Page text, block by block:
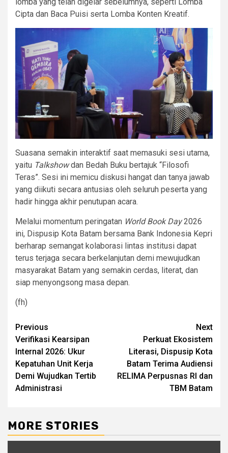
Cipta dan Baca Puisi serta Lomba Konten Kreatif.
Suasana semakin interaktif saat memasuki sesi utama,
yaitu Talkshowdan Bedah Buku bertajuk “Filosofi
Teras”. Sesi ini memicu diskusi hangat dan tanya jawab
yang diikuti secara antusias oleh seluruh peserta yang
hadir hingga akhir penutupan acara.
Melalui momentum peringatan World Book Day2026
ini, Dispusip Kota Batam bersama Bank Indonesia Kepri
berharap semangat kolaborasi lintas institusi dapat
terus terjaga secara berkelanjutan demi mewujudkan
masyarakat Batam yang semakin cerdas, literat, dan
siap menyongsong masa depan.
(fh)
Continue
Reading
Previous
Verifikasi Kearsipan
Internal 2026: Ukur
Kepatuhan Unit Kerja
Demi Wujudkan Tertib
Administrasi
Next
Perkuat Ekosistem
Literasi, Dispusip Kota
Batam Terima Audiensi
RELIMA Perpusnas RI dan
TBM Batam
MORE STORIES